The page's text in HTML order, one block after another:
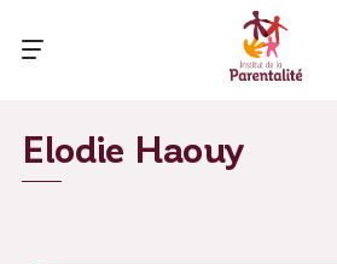
Elodie Haouy